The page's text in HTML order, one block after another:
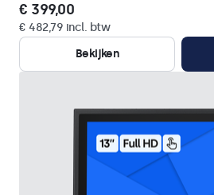
€ 399,00
€ 482,79 incl. btw
Bekijken